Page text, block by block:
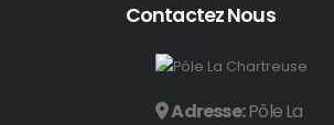
Contactez Nous
Adresse:Pôle La